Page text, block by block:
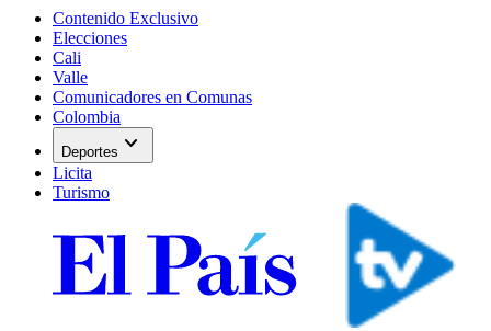
Contenido Exclusivo
Elecciones
Cali
Valle
Comunicadores en Comunas
Colombia
Deportes expand_more
Licita
Turismo